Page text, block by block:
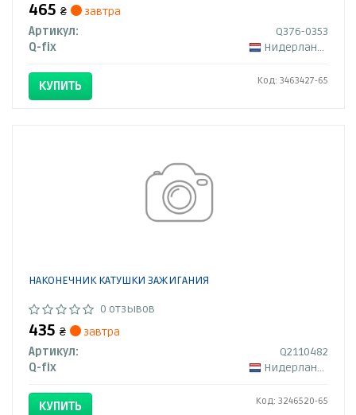
465 ₴
завтра
Артикул:
Q376-0353
Q-fix
Нидерланды
КУПИТЬ Код: 3463427-65
НАКОНЕЧНИК КАТУШКИ ЗАЖИГАНИЯ
0 отзывов
435 ₴
завтра
Артикул:
Q2110482
Q-fix
Нидерланды
КУПИТЬ Код: 3246520-65